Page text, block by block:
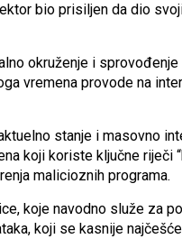
bio prisiljen da dio
okruženje i
vremena provode na
stanje i masovno
koji koriste ključne riječi
malicioznih programa.
koje navodno služe za
koji se kasnije